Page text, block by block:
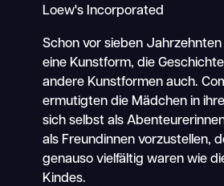
Loew's Incorporated
Schon vor sieben
eine Kunstform, die
andere Kunstformen auch.
ermutigten die Mädchen in
sich selbst als
als Freundinnen vorzustellen,
genauso vielfältig waren wie
Kindes.